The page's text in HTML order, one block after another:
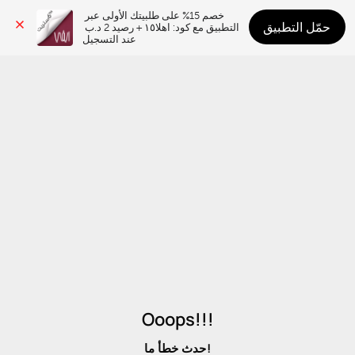
عند التسجيل
حمّل التطبيق
Ooops!!!
حدث خطأ ما!